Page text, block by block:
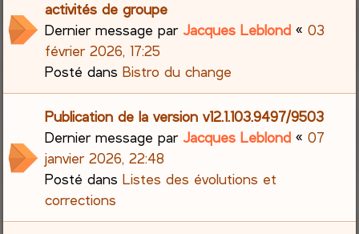
activités de groupe
Dernier message parJacques Leblond «03
février 2026, 17:25
Posté dansBistro du change
Publication de la version v12.1.103.9497/9503
Dernier message parJacques Leblond «07
janvier 2026, 22:48
Posté dansListes des évolutions et
corrections